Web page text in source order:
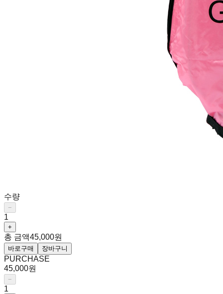
수량
−
1
+
총 금액45,000원
바로구매 장바구니
PURCHASE
45,000원
−
1